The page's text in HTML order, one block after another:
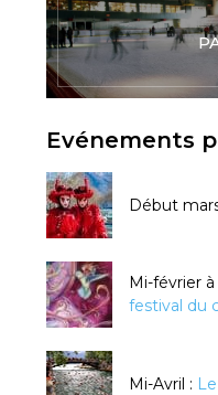
Evénements
Début
Mi-février
festival du
Mi-Avril :